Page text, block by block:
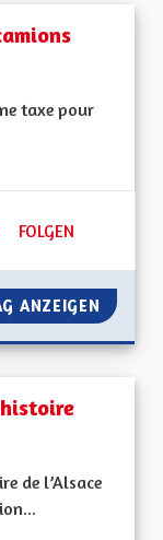
taxe pour
50 FOLLOWER
FOLGEN
ANZEIGEN
de l’Alsace